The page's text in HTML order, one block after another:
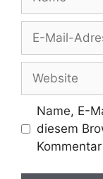
Mail-
Adresse
Name, E-
diesem